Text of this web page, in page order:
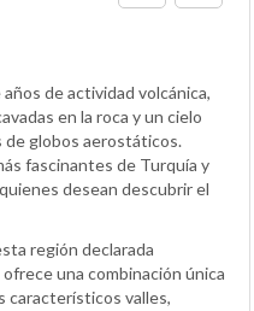
de actividad volcánica,
en la roca y un cielo
de globos aerostáticos.
fascinantes de Turquía y
desean descubrir el
región declarada
una combinación única
característicos valles,